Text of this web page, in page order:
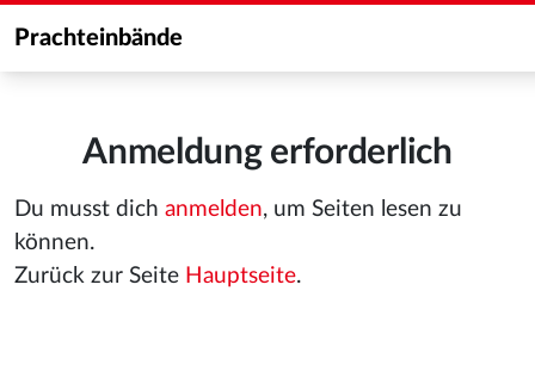
Prachteinbände
Anmeldung erforderlich
Du musst dich anmelden, um Seiten lesen zu
können.
Zurück zur Seite Hauptseite.